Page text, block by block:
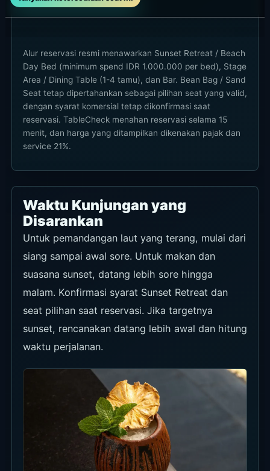
Alur reservasi resmi menawarkan Sunset Retreat / Beach
Day Bed (minimum spend IDR 1.000.000 per bed), Stage
Area / Dining Table (1-4 tamu), dan Bar. Bean Bag / Sand
Seat tetap dipertahankan sebagai pilihan seat yang valid,
dengan syarat komersial tetap dikonfirmasi saat
reservasi. TableCheck menahan reservasi selama 15
menit, dan harga yang ditampilkan dikenakan pajak dan
service 21%.
Waktu Kunjungan yang
Disarankan
Untuk pemandangan laut yang terang, mulai dari
siang sampai awal sore. Untuk makan dan
suasana sunset, datang lebih sore hingga
malam. Konfirmasi syarat Sunset Retreat dan
seat pilihan saat reservasi. Jika targetnya
sunset, rencanakan datang lebih awal dan hitung
waktu perjalanan.